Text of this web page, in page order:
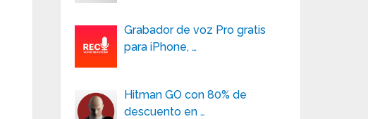
Grabador de voz Pro gratis
para iPhone, …
Hitman GO con 80% de
descuento en …